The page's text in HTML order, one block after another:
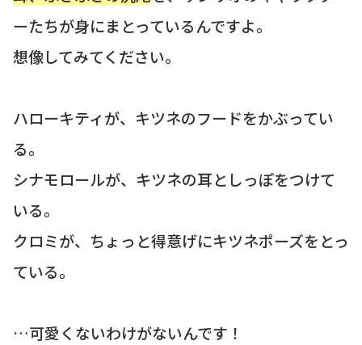
ーたちが身にまとっているんですよ。
想像してみてください。
ハローキティが、キツネのフードをかぶってい
る。
シナモロールが、キツネの耳としっぽをつけて
いる。
クロミが、ちょっと得意げにキツネポーズをとっ
ている。
…可愛くないわけがないんです！